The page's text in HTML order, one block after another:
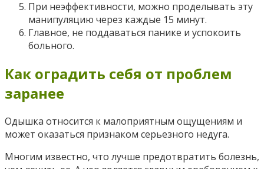
При неэффективности, можно проделывать эту
манипуляцию через каждые 15 минут.
Главное, не поддаваться панике и успокоить
больного.
Как оградить себя от проблем
заранее
Одышка относится к малоприятным ощущениям и
может оказаться признаком серьезного недуга.
Многим известно, что лучше предотвратить болезнь,